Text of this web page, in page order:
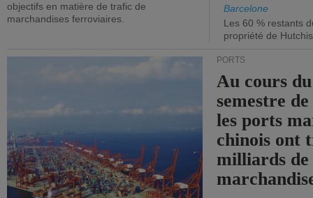
objectifs en matière de trafic de
marchandises ferroviaires.
Barcelone
Les 60 % restants
propriété de
PORTS
Au cours
semestre
les ports
chinois ont
milliards de